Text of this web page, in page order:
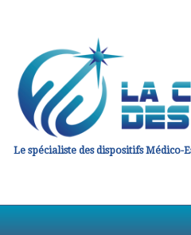
Le spécialiste des dispositifs Médico-